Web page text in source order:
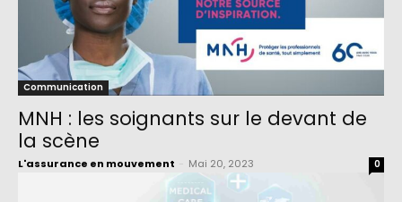
Communication
MNH : les soignants sur le devant de
la scène
L'assurance en mouvement Mai 20, 2023 0